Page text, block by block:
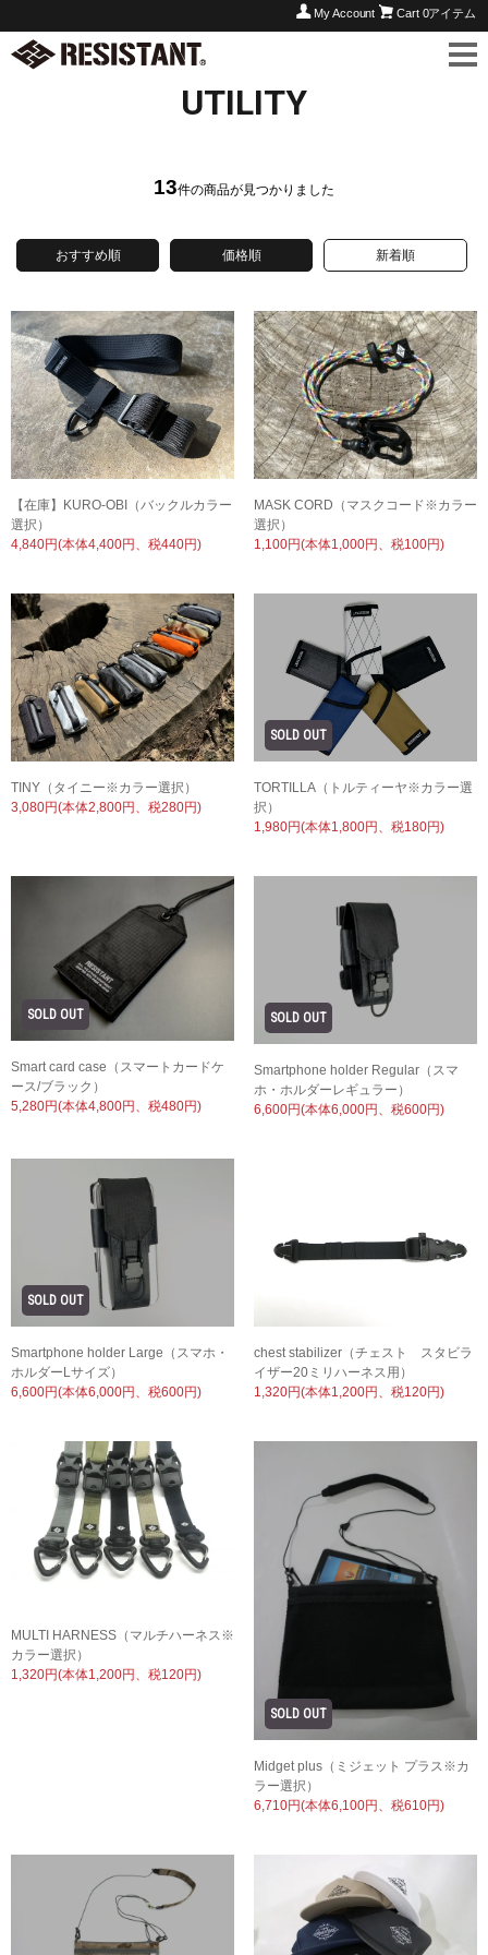
My Account Cart0アイテム
UTILITY
13件の商品が見つかりました
おすすめ順 価格順 新着順
【在庫】KURO-OBI（バックルカラー
選択）
4,840円(本体4,400円、税440円)
MASK CORD（マスクコード※カラー
選択）
1,100円(本体1,000円、税100円)
TINY（タイニー※カラー選択）
3,080円(本体2,800円、税280円)
TORTILLA（トルティーヤ※カラー選
択）
1,980円(本体1,800円、税180円)
Smart card case（スマートカードケ
ース/ブラック）
5,280円(本体4,800円、税480円)
Smartphone holder Regular（スマ
ホ・ホルダーレギュラー）
6,600円(本体6,000円、税600円)
Smartphone holder Large（スマホ・
ホルダーLサイズ）
6,600円(本体6,000円、税600円)
chest stabilizer（チェスト スタビラ
イザー20ミリハーネス用）
1,320円(本体1,200円、税120円)
MULTI HARNESS（マルチハーネス※
カラー選択）
1,320円(本体1,200円、税120円)
Midget plus（ミジェット プラス※カ
ラー選択）
6,710円(本体6,100円、税610円)